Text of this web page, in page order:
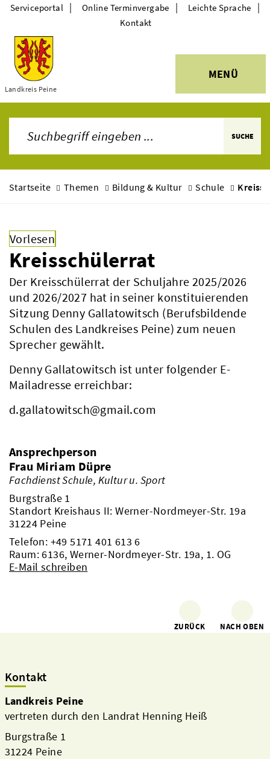
Themen
Landkreis Peine
MENÜ
Serviceportal | Online Terminvergabe | Leichte Sprache |
Kontakt
SUCHE
Startseite Themen Bildung & Kultur Schule
Vorlesen
Kreisschülerrat
Der Kreisschülerrat der Schuljahre 2025/2026
und 2026/2027 hat in seiner konstituierenden
Sitzung Denny Gallatowitsch (Berufsbildende
Schulen des Landkreises Peine) zum neuen
Sprecher gewählt.
Denny Gallatowitsch ist unter folgender E-
Mailadresse erreichbar:
d.gallatowitsch@gmail.com
Ansprechperson
Frau Miriam Düpre
Fachdienst Schule, Kultur u. Sport
Burgstraße 1
Standort Kreishaus II: Werner-Nordmeyer-Str. 19a
31224 Peine
Telefon: +49 5171 401 613 6
Raum: 6136, Werner-Nordmeyer-Str. 19a, 1. OG
E-Mail schreiben
ZURÜCK NACH OBEN
Kontakt
Landkreis Peine
vertreten durch den Landrat Henning Heiß
Burgstraße 1
31224 Peine